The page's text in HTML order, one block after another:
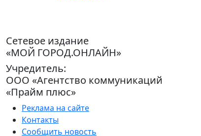
Сетевое издание
«МОЙ ГОРОД.ОНЛАЙН»
Учредитель:
ООО «Агентство коммуникаций
«Прайм плюс»
Реклама на сайте
Контакты
Сообщить новость